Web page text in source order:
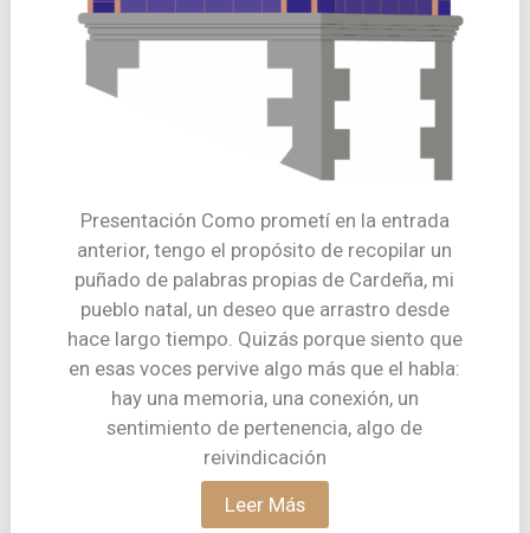
Presentación Como prometí en la entrada
anterior, tengo el propósito de recopilar un
puñado de palabras propias de Cardeña, mi
pueblo natal, un deseo que arrastro desde
hace largo tiempo. Quizás porque siento que
en esas voces pervive algo más que el habla:
hay una memoria, una conexión, un
sentimiento de pertenencia, algo de
reivindicación
Leer Más